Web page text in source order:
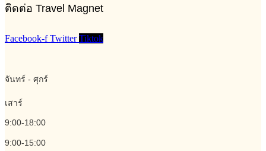
ติดต่อ Travel Magnet
Facebook-f Twitter Tiktok
จันทร์ - ศุกร์
เสาร์
9:00-18:00
9:00-15:00